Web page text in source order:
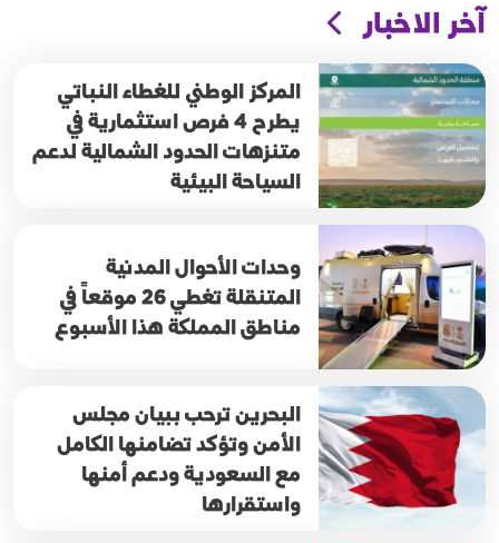
آخر الاخبار
المركز الوطني للغطاء النباتي
يطرح 4 فرص استثمارية في
متنزهات الحدود الشمالية لدعم
السياحة البيئية
وحدات الأحوال المدنية
المتنقلة تغطي 26 موقعاً في
مناطق المملكة هذا الأسبوع
البحرين ترحب ببيان مجلس
الأمن وتؤكد تضامنها الكامل
مع السعودية ودعم أمنها
واستقرارها